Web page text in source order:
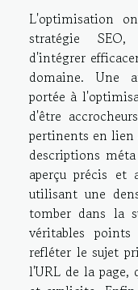
L'optimisation
stratégie
d'intégrer
domaine. Une
portée à
d'être
pertinents en lien
descriptions
aperçu précis
utilisant une
tomber dans la
véritables
refléter le sujet
l'URL de la page,